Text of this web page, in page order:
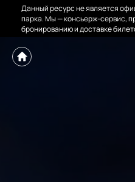
Данный ресурс не является
парка. Мы — консьерж-сервис,
бронированию и доставке